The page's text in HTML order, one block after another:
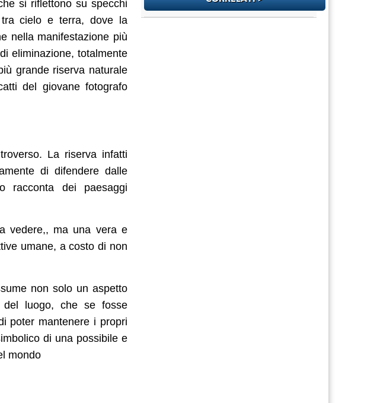
si riflettono su specchi
tra cielo e terra, dove la
nella manifestazione più
eliminazione, totalmente
grande riserva naturale
del giovane fotografo
La riserva infatti
di difendere dalle
racconta dei paesaggi
vedere,, ma una vera e
umane, a costo di non
non solo un aspetto
del luogo, che se fosse
poter mantenere i propri
di una possibile e
mondo